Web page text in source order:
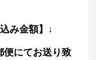
み金額】↓
便にてお送り致